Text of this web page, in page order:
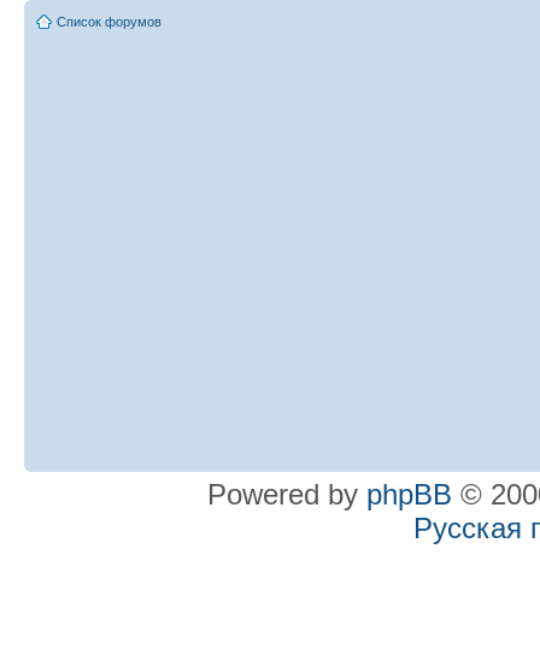
Список форумов
Powered by phpBB ©
Русская